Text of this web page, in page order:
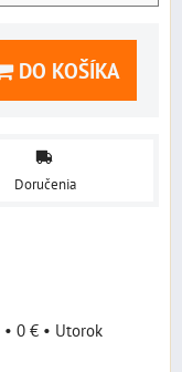
DO KOŠÍKA
Doručenia
• 0 € • Utorok